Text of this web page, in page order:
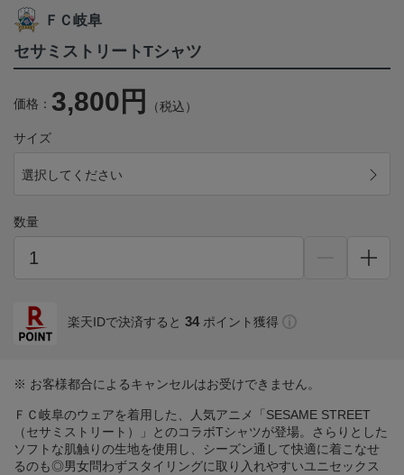
ＦＣ岐阜
セサミストリートTシャツ
価格： 3,800円 （税込）
サイズ
選択してください
数量
楽天IDで決済すると 34 ポイント獲得
※ お客様都合によるキャンセルはお受けできません。
ＦＣ岐阜のウェアを着用した、人気アニメ「SESAME STREET
（セサミストリート）」とのコラボTシャツが登場。さらりとした
ソフトな肌触りの生地を使用し、シーズン通して快適に着こなせ
るのも◎男女問わずスタイリングに取り入れやすいユニセックス